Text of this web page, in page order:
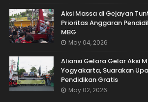
Aksi Massa di Gejayan
Prioritas Anggaran
MBG
May 04, 2026
Aliansi Gelora Gelar Aksi
Yogyakarta, Suarakan
Pendidikan Gratis
May 02, 2026